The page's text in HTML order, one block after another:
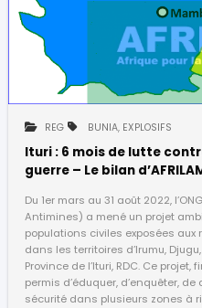
REG BUNIA, EXPLOSIFS
Ituri : 6 mois de lutte
guerre – Le bilan
Du 1er mars au 31 août 2022, l’ONG
Antimines) a mené un projet
populations civiles exposées aux
dans les territoires d’Irumu,
Province de l’Ituri, RDC. Ce
permis d’éduquer, d’enquêter,
sécurité dans plusieurs zones à